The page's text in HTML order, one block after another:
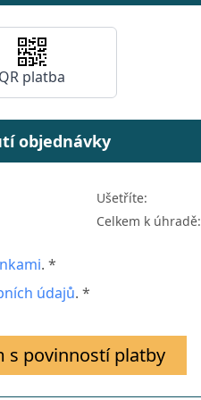
QR platba
objednávky
Ušetříte:
Celkem k úhradě:
. *
údajů. *
s povinností platby